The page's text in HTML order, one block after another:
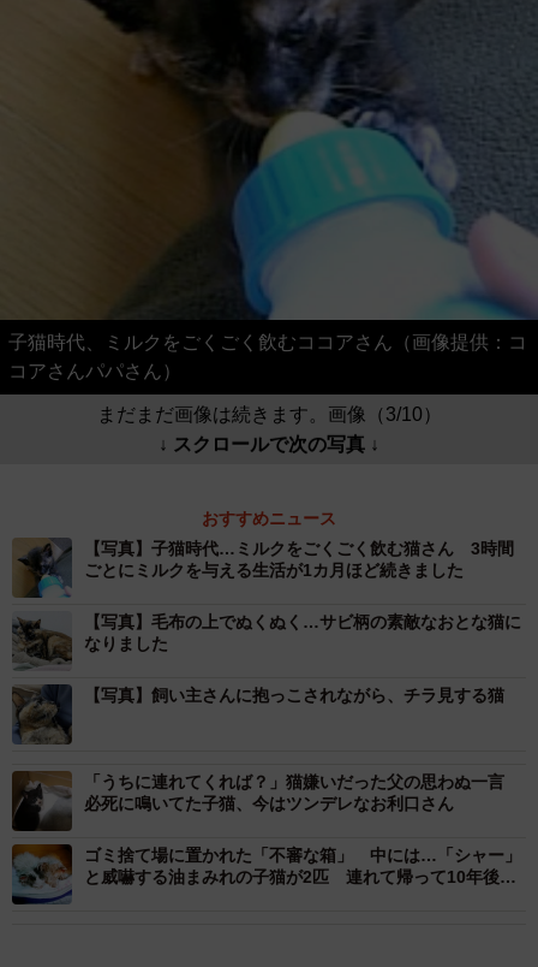
子猫時代、ミルクをごくごく飲むココアさん（画像提供：コ
コアさんパパさん）
まだまだ画像は続きます。画像（3/10）
↓ スクロールで次の写真 ↓
おすすめニュース
【写真】子猫時代…ミルクをごくごく飲む猫さん 3時間
ごとにミルクを与える生活が1カ月ほど続きました
【写真】毛布の上でぬくぬく…サビ柄の素敵なおとな猫に
なりました
【写真】飼い主さんに抱っこされながら、チラ見する猫
「うちに連れてくれば？」猫嫌いだった父の思わぬ一言
必死に鳴いてた子猫、今はツンデレなお利口さん
ゴミ捨て場に置かれた「不審な箱」 中には…「シャー」
と威嚇する油まみれの子猫が2匹 連れて帰って10年後、